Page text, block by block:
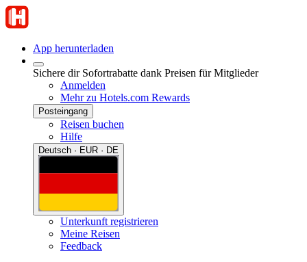
App herunterladen
Sichere dir Sofortrabatte dank Preisen für Mitglieder
Anmelden
Mehr zu Hotels.com Rewards
Posteingang
Reisen buchen
Hilfe
Deutsch · EUR · DE
Unterkunft registrieren
Meine Reisen
Feedback